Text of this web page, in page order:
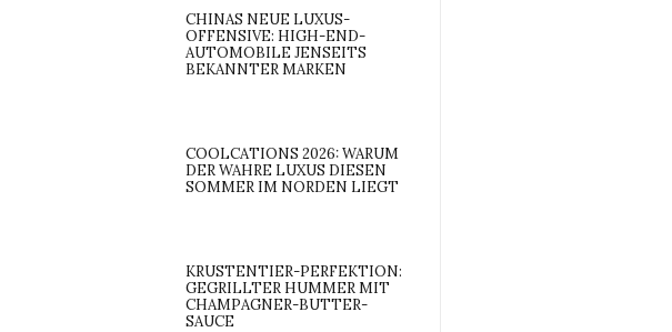
CHINAS NEUE LUXUS-
OFFENSIVE: HIGH-END-
AUTOMOBILE JENSEITS
BEKANNTER MARKEN
COOLCATIONS 2026: WARUM
DER WAHRE LUXUS DIESEN
SOMMER IM NORDEN LIEGT
KRUSTENTIER-PERFEKTION:
GEGRILLTER HUMMER MIT
CHAMPAGNER-BUTTER-
SAUCE